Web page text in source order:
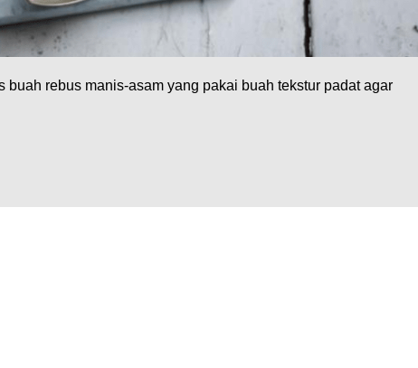
rebus manis-asam yang pakai buah tekstur padat agar